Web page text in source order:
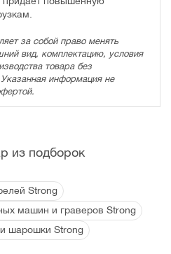
за собой право менять
вид, комплектацию, условия
товара без
информация не
из подборок
Strong
машин и граверов Strong
шарошки Strong